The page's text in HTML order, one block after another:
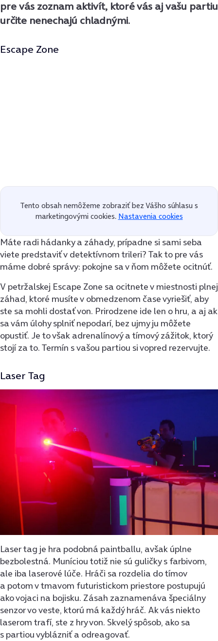
pre vás zoznam aktivít, ktoré vás aj vašu partiu
určite nenechajú chladnými.
Escape Zone
Tento obsah nemôžeme zobraziť bez Vášho súhlasu s
marketingovými cookies. Nastavenia cookies
Máte radi hádanky a záhady, prípadne si sami seba
viete predstaviť v detektívnom trileri? Tak to pre vás
máme dobré správy: pokojne sa v ňom môžete ocitnúť.
V petržalskej Escape Zone sa ocitnete v miestnosti plnej
záhad, ktoré musíte v obmedzenom čase vyriešiť, aby
ste sa mohli dostať von. Prirodzene ide len o hru, a aj ak
sa vám úlohy splniť nepodarí, bez ujmy ju môžete
opustiť. Je to však adrenalínový a tímový zážitok, ktorý
stojí za to. Termín s vašou partiou si vopred rezervujte.
Laser Tag
Laser tag je hra podobná paintballu, avšak úplne
bezbolestná. Muníciou totiž nie sú guličky s farbivom,
ale iba laserové lúče. Hráči sa rozdelia do tímov
a potom v tmavom futuristickom priestore postupujú
ako vojaci na bojisku. Zásah zaznamenáva špeciálny
senzor vo veste, ktorú má každý hráč. Ak vás niekto
laserom trafí, ste z hry von. Skvelý spôsob, ako sa
s partiou vyblázniť a odreagovať.